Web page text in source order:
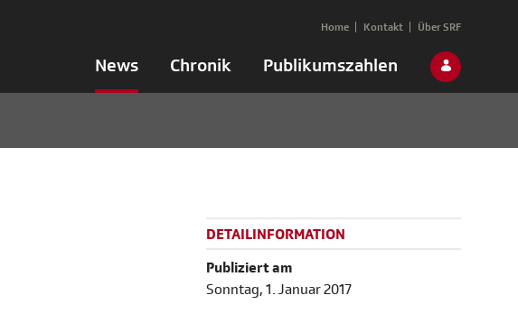
News Chronik Publikumszahlen
Home Kontakt Über SRF
DETAILINFORMATION
Publiziert am
Sonntag, 1. Januar 2017